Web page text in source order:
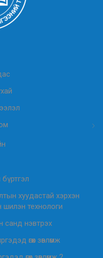
хуудастай хэрхэн
технологи
санд нэвтрэх
өгөх зөвлөмж